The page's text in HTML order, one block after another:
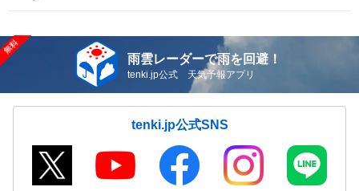
雨雲レーダーで雨を回避！
tenki.jp公式 天気予報アプリ
tenki.jp公式SNS